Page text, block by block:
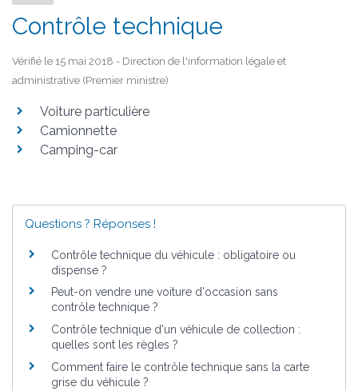
Contrôle technique
Vérifié le 15 mai 2018 - Direction de l'information légale et
administrative (Premier ministre)
Voiture particulière
Camionnette
Camping-car
Questions ? Réponses !
Contrôle technique du véhicule : obligatoire ou
dispense ?
Peut-on vendre une voiture d'occasion sans
contrôle technique ?
Contrôle technique d'un véhicule de collection :
quelles sont les règles ?
Comment faire le contrôle technique sans la carte
grise du véhicule ?